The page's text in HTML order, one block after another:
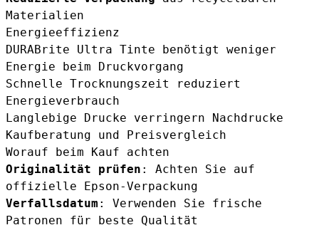
Materialien
Energieeffizienz
DURABrite Ultra Tinte benötigt weniger
Energie beim Druckvorgang
Schnelle Trocknungszeit reduziert
Energieverbrauch
Langlebige Drucke verringern Nachdrucke
Kaufberatung und Preisvergleich
Worauf beim Kauf achten
Originalität prüfen : Achten Sie auf
offizielle Epson-Verpackung
Verfallsdatum : Verwenden Sie frische
Patronen für beste Qualität